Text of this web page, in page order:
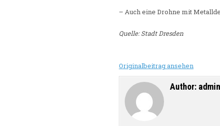
– Auch eine Drohne mit
Quelle: Stadt Dresden
Originalbeitrag ansehen
Author: admin